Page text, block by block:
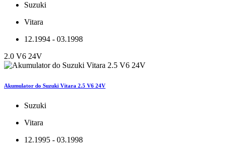
Suzuki
Vitara
12.1994 - 03.1998
2.0 V6 24V
Akumulator do Suzuki Vitara 2.5 V6 24V
Suzuki
Vitara
12.1995 - 03.1998